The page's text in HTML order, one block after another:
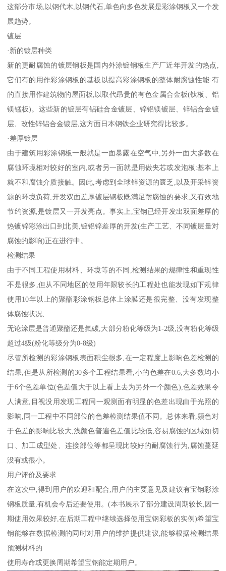
这部分市场,以钢代木,以钢代石,单色向多色发展是彩涂钢板又一个发
展趋势。
镀层
·新的镀层种类
新的更耐腐蚀的镀层钢板是国内外涂镀钢板生产厂近年开发的热点,
它们有的用作彩涂钢板的基板以提高彩涂钢板的整体耐腐蚀性能:有
的直接用作建筑物的屋面板,以取代昂贵的有色金属合金板(钛板、铝
镁锰板)。这些新的镀层有铝硅合金镀层、锌铝镁镀层、锌铝合金镀
层、改性锌铝合金镀层,这方面日本钢铁企业研究得比较多。
·差厚镀层
由于建筑用彩涂钢板一般就是一面暴露在空气中,另外一面大多数在
腐蚀环境相对较好的室内,或者另一面就是用做夹芯或发泡板:基本上
就不和腐蚀介质接触。因此,考虑到全球锌资源的匮乏,以及开采锌资
源的环境负荷,开发双面差厚镀层钢板既满足耐腐蚀的要求,又有效地
节约资源,是镀层又一开发亮点。事实上,宝钢已经开发出双面差厚的
热镀锌彩涂出口到北美,镀铝锌差厚的开发(生产工艺、不同镀层量对
腐蚀的影响)正在进行中。
检测结果
由于不同工程使用材料、环境等的不同,检测结果的规律性和重现性
不是很多,但从不同地区的使用年限较长的工程处也能发现如下规律
使用10年以上的聚酯彩涂钢板总体上涂膜还是很完整、没有发现整
体腐蚀状况;
无论涂层是普通聚酯还是氟碳,大部分粉化等级为1-2级,没有粉化等级
超过4级(粉化等级分为0-8级)
尽管所检测的彩涂钢板表面积尘很多,在一定程度上影响色差检测的
结果,但是从所检测的30多个工程结果看,小的色差在0.6,大多数均小
于6个色差单位(色差值大于以上看上去为另外一个颜色),色差效果令
人满意,目视没用发现工程同一观测面有明显的色差出现由于光照的
影响,同一工程中不同部位的色差检测结果值不同。总体来看,颜色对
于色差的影响比较大,浅颜色普遍色差值比较低;容易腐蚀的区域如切
口、加工成型处、连接部位等都呈现比较好的耐腐蚀行为,腐蚀蔓延
没有或很小。
用户评价及要求
在这次中,得到用户的欢迎和配合,用户的主要意见及建议有宝钢彩涂
钢板质量,有机会今后还要使用。(本书展示了部分建设周期较长,因一
期使用效果较好,在后期工程中继续选择使用宝钢彩板的实例)希望宝
钢能够在数据检测的同时对用户的维护提供建议,能够根据检测结果
预测材料的
使用寿命或更换周期希望宝钢能定期用户。